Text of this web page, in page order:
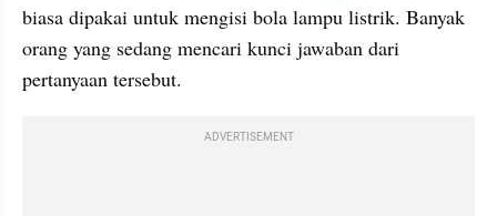
biasa dipakai untuk mengisi bola lampu listrik. Banyak
orang yang sedang mencari kunci jawaban dari
pertanyaan tersebut.
ADVERTISEMENT